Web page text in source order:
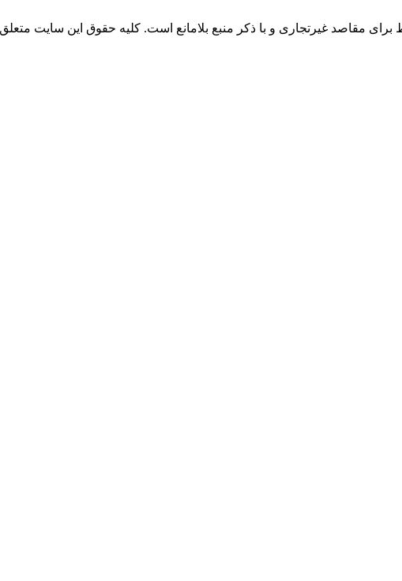
برای مقاصد غیرتجاری و با ذکر منبع بلامانع است. کلیه حقوق این سایت